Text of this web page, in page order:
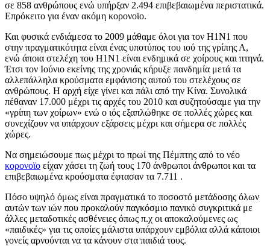
σε 858 ανθρώπους ενώ υπήρξαν 2.494 επιβεβαιωμένα περιστατικά.
Επρόκειτο για έναν ακόμη κορονοϊο.
Και φυσικά ενδιάμεσα το 2009 μάθαμε όλοι για τον Η1Ν1 που
στην πραγματικότητα είναι ένας υποτύπος του ιού της γρίπης Α,
ενώ άποια στελέχη του Η1Ν1 είναι ενδημικά σε χοίρους και πτηνά.
Έτσι τον Ιούνιο εκείνης της χρονιάς κήρυξε πανδημία μετά τα
αλλεπάλληλα κρούσματα εμφάνισης αυτού του στελέχους σε
ανθρώπους. Η αρχή είχε γίνει και πάλι από την Κίνα. Συνολικά
πέθαναν 17.000 μέχρι τις αρχές του 2010 και συζητούσαμε για την
«γρίπη των χοίρων» ενώ ο ιός εξαπλώθηκε σε πολλές χώρες και
συνεχίζουν να υπάρχουν εξάρσεις μέχρι και σήμερα σε πολλές
χώρες.
Να σημειώσουμε πως μέχρι το πρωί της Πέμπτης από το νέο
κορονοϊο είχαν χάσει τη ζωή τους 170 άνθρωποι άνθρωποι και τα
επιβεβαιωμένα κρούσματα έφτασαν τα 7.711 .
Πόσο υψηλό όμως είναι πραγματικά το ποσοστό μετάδοσης όλων
αυτών των ιών που προκαλούν παγκόσμιο πανικό συγκριτικά με
άλλες μεταδοτικές ασθένειες όπως π.χ οι αποκαλούμενες ως
«παιδικές» για τις οποίες μάλιστα υπάρχουν εμβόλια αλλά κάποιοι
γονείς αρνούνται να τα κάνουν στα παιδιά τους.